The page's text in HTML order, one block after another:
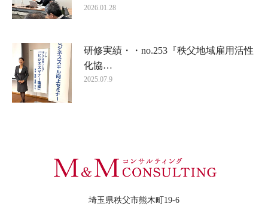
2026.01.28
研修実績・・no.253『秩父地域雇用活性
化協…
2025.07.9
埼玉県秩父市熊木町19-6